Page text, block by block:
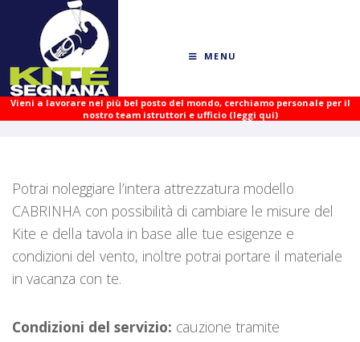
MENU
Vieni a lavorare nel più bel posto del mondo, cerchiamo personale per il
nostro team istruttori e ufficio (leggi qui)
Potrai noleggiare l’intera attrezzatura modello
CABRINHA con possibilità di cambiare le misure del
Kite e della tavola in base alle tue esigenze e
condizioni del vento, inoltre potrai portare il materiale
in vacanza con te.
Condizioni del servizio: cauzione tramite